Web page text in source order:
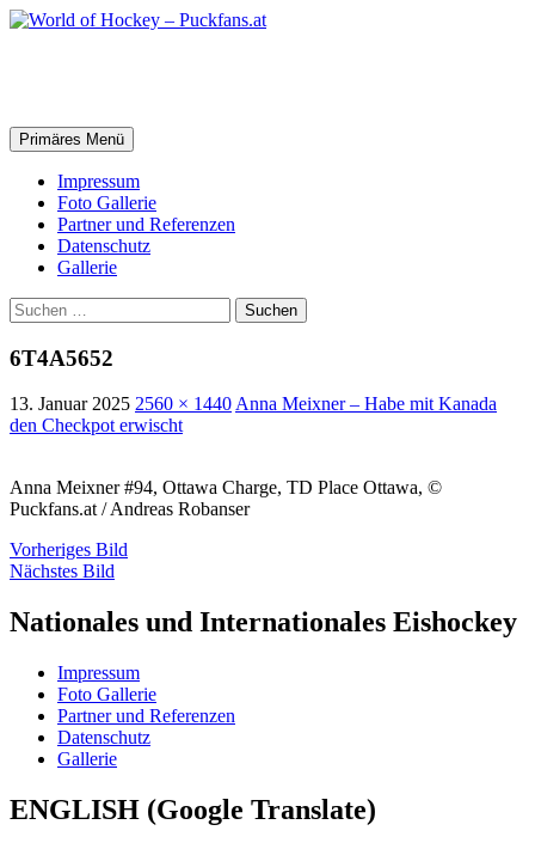
Zum
Suchen
Primäres Menü
Impressum
Foto Gallerie
Partner und Referenzen
Datenschutz
Gallerie
Suchen
nach:
6T4A5652
13. Januar 2025 2560 × 1440 Anna Meixner – Habe mit Kanada
den Checkpot erwischt
Anna Meixner #94, Ottawa Charge, TD Place Ottawa, ©
Puckfans.at / Andreas Robanser
Vorheriges Bild
Nächstes Bild
Nationales und Internationales Eishockey
Impressum
Foto Gallerie
Partner und Referenzen
Datenschutz
Gallerie
ENGLISH (Google Translate)